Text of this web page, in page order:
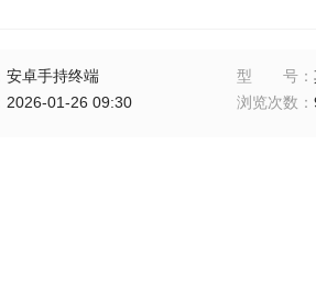
安卓手持终端 型号：
2026-01-26 09:30 浏览次数 ：